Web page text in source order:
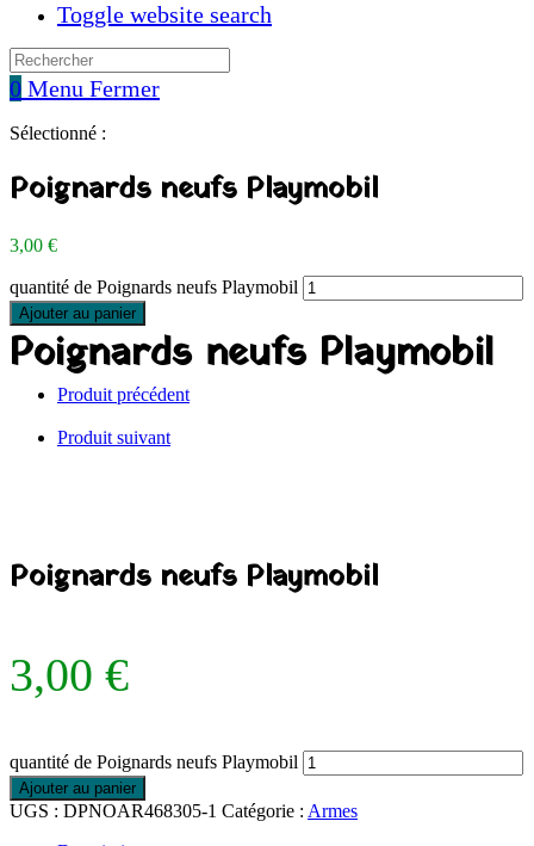
Toggle website search
0 Menu Fermer
Sélectionné :
Poignards neufs Playmobil
3,00 €
quantité de Poignards neufs Playmobil
Ajouter au panier
Poignards neufs Playmobil
Produit précédent
Produit suivant
Poignards neufs Playmobil
3,00 €
quantité de Poignards neufs Playmobil
Ajouter au panier
UGS : DPNOAR468305-1 Catégorie : Armes